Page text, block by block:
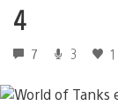
4
7 3 1